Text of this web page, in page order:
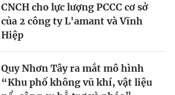
CNCH cho lực lượng PCCC cơ sở
của 2 công ty L'amant và Vĩnh
Hiệp
Quy Nhơn Tây ra mắt mô hình
“Khu phố không vũ khí, vật liệu